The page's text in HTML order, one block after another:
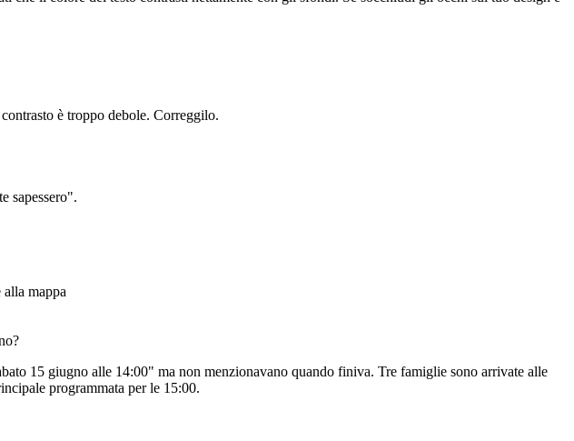
è troppo debole. Correggilo.
sapessero".
mappa
15 giugno alle 14:00" ma non menzionavano quando finiva. Tre famiglie sono arrivate alle
programmata per le 15:00.